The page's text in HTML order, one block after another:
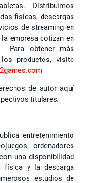
Distribuimos
físicas, descargas
de streaming en
empresa cotizan en
Para obtener más
productos, visite
.
de autor aquí
titulares.
entretenimiento
ordenadores
una disponibilidad
física y la descarga
estudios de